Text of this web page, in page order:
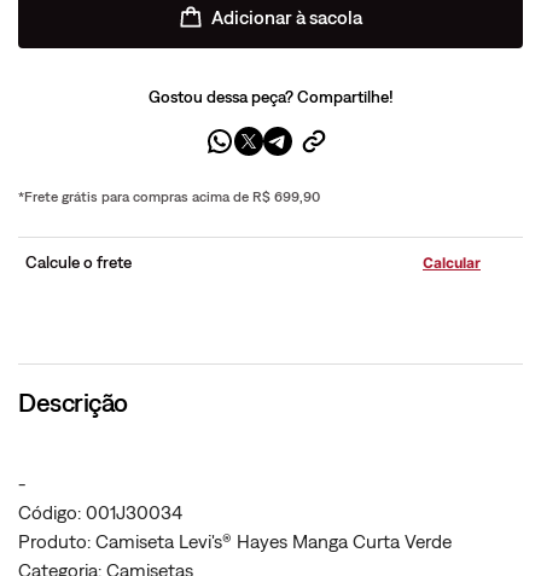
Adicionar à sacola
Gostou dessa peça? Compartilhe!
*Frete grátis para compras acima de R$ 699,90
Calcule o frete
Descrição
-
Código: 001J30034
Produto: Camiseta Levi's® Hayes Manga Curta Verde
Categoria: Camisetas